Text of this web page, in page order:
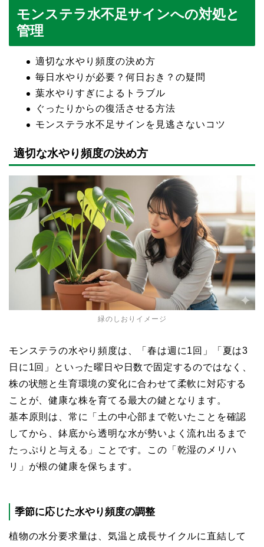
モンステラ水不足サインへの対処と
管理
適切な水やり頻度の決め方
毎日水やりが必要？何日おき？の疑問
葉水やりすぎによるトラブル
ぐったりからの復活させる方法
モンステラ水不足サインを見逃さないコツ
適切な水やり頻度の決め方
緑のしおりイメージ
モンステラの水やり頻度は、「春は週に1回」「夏は3
日に1回」といった曜日や日数で固定するのではなく、
株の状態と生育環境の変化に合わせて柔軟に対応する
ことが、健康な株を育てる最大の鍵となります。
基本原則は、常に「土の中心部まで乾いたことを確認
してから、鉢底から透明な水が勢いよく流れ出るまで
たっぷりと与える」ことです。この「乾湿のメリハ
リ」が根の健康を保ちます。
季節に応じた水やり頻度の調整
植物の水分要求量は、気温と成長サイクルに直結して